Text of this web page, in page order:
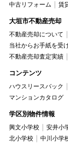
中古リフォーム
賃
大垣市不動産売却
不動産売却について
当社からお手紙を受
不動産売却査定実績
コンテンツ
ハウスリースバック
マンションカタログ
学区別物件情報
興文小学校 安井小
北小学校
中川小学